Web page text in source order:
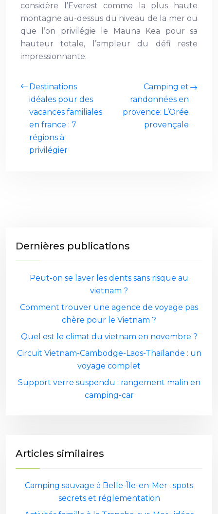
considère l’Everest comme la plus haute
montagne au-dessus du niveau de la mer ou
que l’on privilégie le Mauna Kea pour sa
hauteur totale, l’ampleur du défi reste
impressionnante.
Destinations
idéales pour des
vacances familiales
en france : 7
régions à
privilégier
Camping et
randonnées en
provence: L’Orée
provençale
Dernières publications
Peut-on se laver les dents sans risque au
vietnam ?
Comment trouver une agence de voyage pas
chère pour le Vietnam ?
Quel est le climat du vietnam en novembre ?
Circuit Vietnam-Cambodge-Laos-Thaïlande : un
voyage complet
Support verre suspendu : rangement malin en
camping-car
Articles similaires
Camping sauvage à Belle-Île-en-Mer : spots
secrets et réglementation